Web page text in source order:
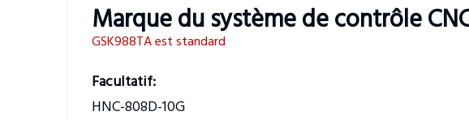
Marque du système de contrôle
GSK988TA est standard
Facultatif:
HNC-808D-10G